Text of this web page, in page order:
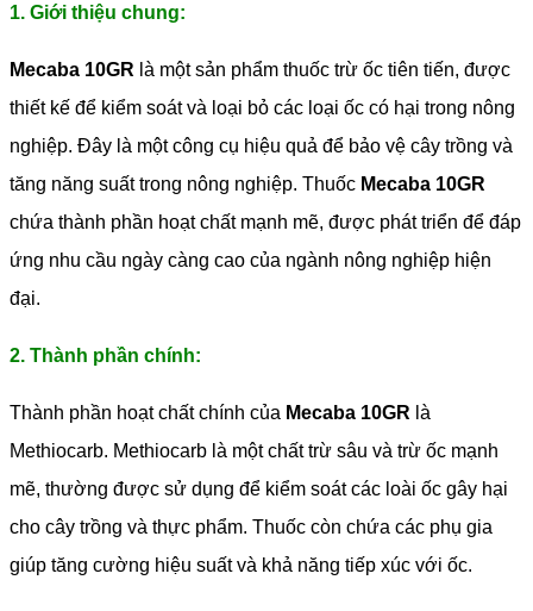
1. Giới thiệu chung:
Mecaba 10GR là một sản phẩm thuốc trừ ốc tiên tiến, được
thiết kế để kiểm soát và loại bỏ các loại ốc có hại trong nông
nghiệp. Đây là một công cụ hiệu quả để bảo vệ cây trồng và
tăng năng suất trong nông nghiệp. Thuốc Mecaba 10GR
chứa thành phần hoạt chất mạnh mẽ, được phát triển để đáp
ứng nhu cầu ngày càng cao của ngành nông nghiệp hiện
đại.
2. Thành phần chính:
Thành phần hoạt chất chính của Mecaba 10GR là
Methiocarb. Methiocarb là một chất trừ sâu và trừ ốc mạnh
mẽ, thường được sử dụng để kiểm soát các loài ốc gây hại
cho cây trồng và thực phẩm. Thuốc còn chứa các phụ gia
giúp tăng cường hiệu suất và khả năng tiếp xúc với ốc.